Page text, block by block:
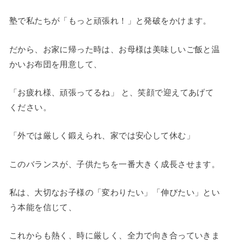
塾で私たちが「もっと頑張れ！」と発破をかけます。
だから、お家に帰った時は、お母様は美味しいご飯と温
かいお布団を用意して、
「お疲れ様、頑張ってるね」 と、笑顔で迎えてあげて
ください。
「外では厳しく鍛えられ、家では安心して休む」
このバランスが、子供たちを一番大きく成長させます。
私は、大切なお子様の「変わりたい」「伸びたい」とい
う本能を信じて、
これからも熱く、時に厳しく、全力で向き合っていきま